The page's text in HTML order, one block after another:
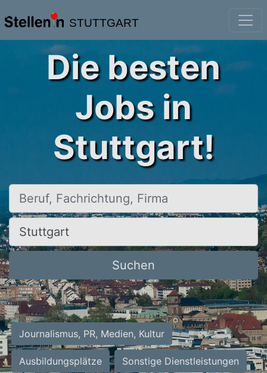
STUTTGART
Die besten
Jobs in
Stuttgart!
Beruf, Fachrichtung, Firma
Ort, Stadt
Suchen
Journalismus, PR, Medien, Kultur
Ausbildungsplätze Sonstige Dienstleistungen